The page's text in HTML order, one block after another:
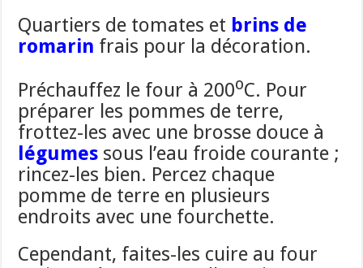
Quartiers de tomates et brins de
romarin frais pour la décoration.
Préchauffez le four à 200oC. Pour
préparer les pommes de terre,
frottez-les avec une brosse douce à
légumes sous l’eau froide courante ;
rincez-les bien. Percez chaque
pomme de terre en plusieurs
endroits avec une fourchette.
Cependant, faites-les cuire au four